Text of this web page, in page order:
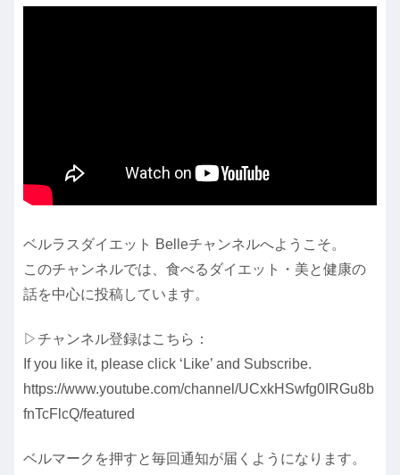
ベルラスダイエット Belleチャンネルへようこそ。
このチャンネルでは、食べるダイエット・美と健康の
話を中心に投稿しています。
▷チャンネル登録はこちら：
If you like it, please click ‘Like’ and Subscribe.
https://www.youtube.com/channel/UCxkHSwfg0IRGu8b
fnTcFlcQ/featured
ベルマークを押すと毎回通知が届くようになります。